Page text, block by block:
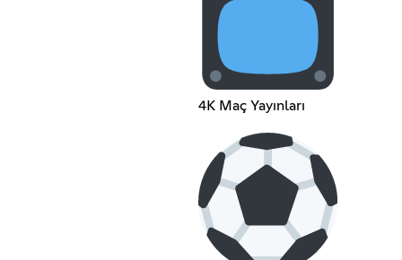
4K Maç Yayınları